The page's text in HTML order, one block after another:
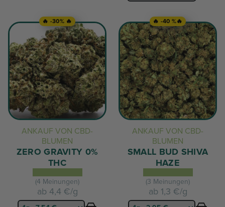
29,99
€.
€.
🔥 -30% 🔥
ANKAUF VON CBD-
BLUMEN
ZERO GRAVITY 0%
THC
(4 Meinungen)
ab 4,4 €/g
🔥 -40 %🔥
ANKAUF VON CBD-
BLUMEN
SMALL BUD SHIVA
HAZE
(3 Meinungen)
ab 1,3 €/g